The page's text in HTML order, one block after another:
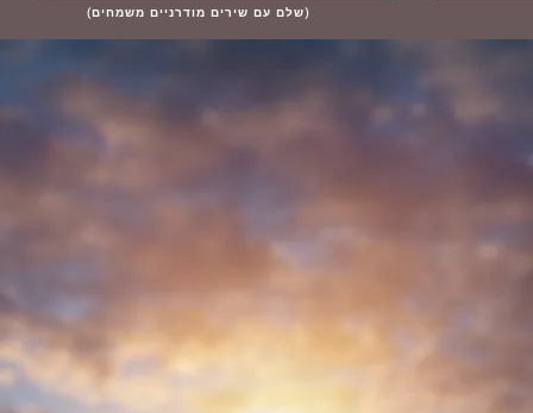
(שלם עם שירים מודרניים משמחים)